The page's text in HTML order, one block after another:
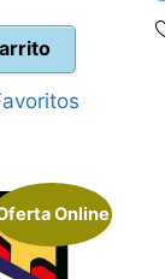
era:
34,99 €.
€.
Online